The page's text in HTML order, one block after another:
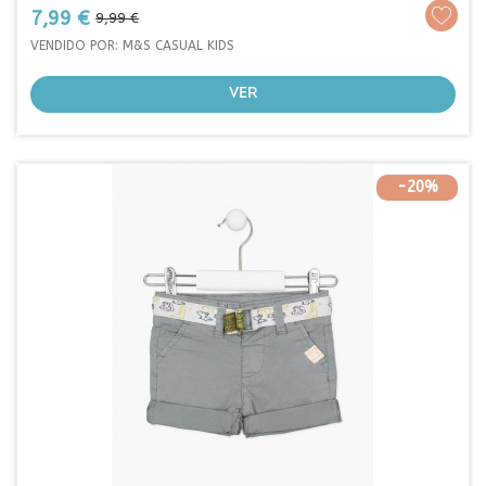
Prezo
7,99 € Prezo
base
9,99 €
VENDIDO POR: M&S CASUAL KIDS
VER
-20%